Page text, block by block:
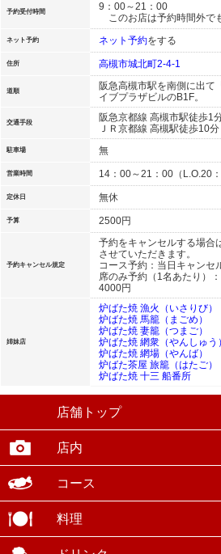
予約受付時間
9：00～21：00
このお店は予約時間外で
ネット予約 ネット予約をする
住所 高槻市城北町2-4-1
道順
阪急高槻市駅を南側に出て
イブプラザビルのB1F。
交通手段
阪急京都線 高槻市駅徒歩1
ＪＲ京都線 高槻駅徒歩10分
駐車場 無
営業時間 14：00～21：00（L.O.20：
定休日 無休
予算 2500円
予約キャンセル規定
予約をキャンセルする場合
させていただきます。
コース予約：当日キャンセ
席のみ予約（1名あたり）
4000円
姉妹店
炉ばた焼 漁火（いさりび）
炉ばた焼 馬籠（まごめ）
炉ばた焼 妻籠（つまご）
炉ばた焼 網衆（やんしゅう）
炉ばた焼 網場（やんば）
炉ばた茶屋 旅籠（はたご）
炉ばた焼 十三 船番所
店舗トップ
店内
コース
料理